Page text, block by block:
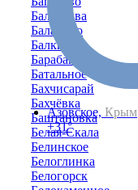
Азовское, Крым
+31°
Балаклава
Баланово
Балки
Барабаново
Батальное
Бахчисарай
Бахчёвка
Баштановка
Белая-Скала
Белинское
Белоглинка
Белогорск